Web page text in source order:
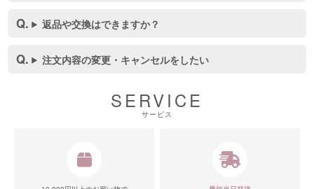
返品や交換はできますか？
注文内容の変更・キャンセルをしたい
SERVICE
サービス